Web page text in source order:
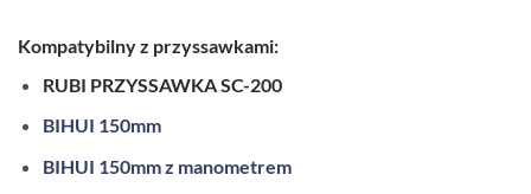
Kompatybilny z przyssawkami:
RUBI PRZYSSAWKASC-200
BIHUI 150mm
BIHUI 150mm z manometrem